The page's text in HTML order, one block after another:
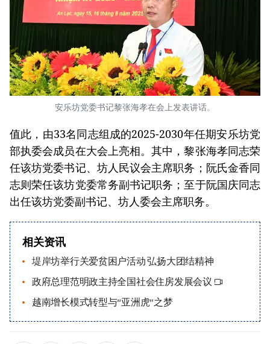
安乐坊党委书记黎张海孝在会上发表讲话。
值此，由33名同志组成的2025-2030年任期安乐坊党
部执委会成员在大会上亮相。其中，黎张海孝同志荣
任该坊党委书记、坊人民议会主席职务；阮氏金香同
志则荣任该坊党委常务副书记职务；至于阮国庆同志
出任该坊党委副书记、坊人委会主席职务。
相关资讯
堤岸坊举行关爱贫困户活动 弘扬大团结精神
政府总理范明政主持全国社会住房发展会议
越南增长模式转型与“亚洲虎”之梦